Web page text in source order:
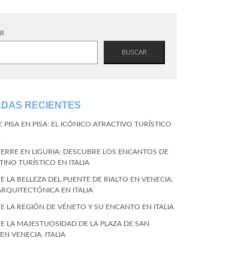
BUSCAR
RECIENTES
PISA EN PISA: EL ICÓNICO ATRACTIVO TURÍSTICO
EN LIGURIA: DESCUBRE LOS ENCANTOS DE
TURÍSTICO EN ITALIA
LA BELLEZA DEL PUENTE DE RIALTO EN VENECIA,
EN ITALIA
LA REGIÓN DE VÉNETO Y SU ENCANTO EN ITALIA
LA MAJESTUOSIDAD DE LA PLAZA DE SAN
VENECIA, ITALIA